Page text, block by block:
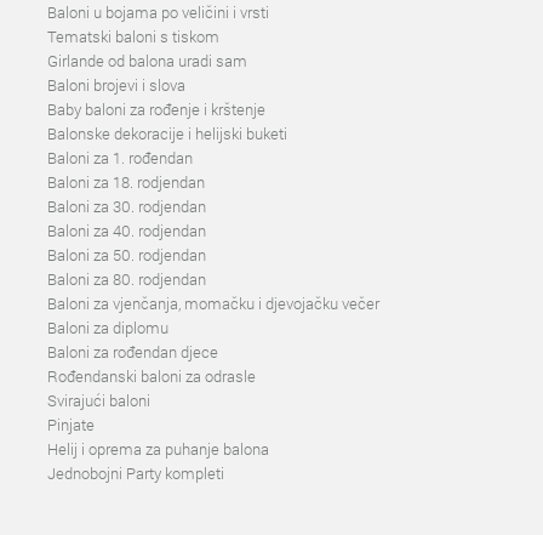
Baloni u bojama po veličini i vrsti
Tematski baloni s tiskom
Girlande od balona uradi sam
Baloni brojevi i slova
Baby baloni za rođenje i krštenje
Balonske dekoracije i helijski buketi
Baloni za 1. rođendan
Baloni za 18. rodjendan
Baloni za 30. rodjendan
Baloni za 40. rodjendan
Baloni za 50. rodjendan
Baloni za 80. rodjendan
Baloni za vjenčanja, momačku i djevojačku večer
Baloni za diplomu
Baloni za rođendan djece
Rođendanski baloni za odrasle
Svirajući baloni
Pinjate
Helij i oprema za puhanje balona
Jednobojni Party kompleti